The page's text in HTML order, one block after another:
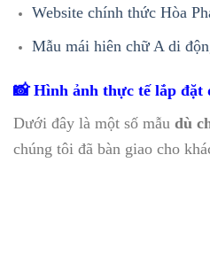
Website chính thức Hòa
Mẫu mái hiên chữ A di
📸 Hình ảnh thực tế lắp đặt
Dưới đây là một số mẫu dù
chúng tôi đã bàn giao cho